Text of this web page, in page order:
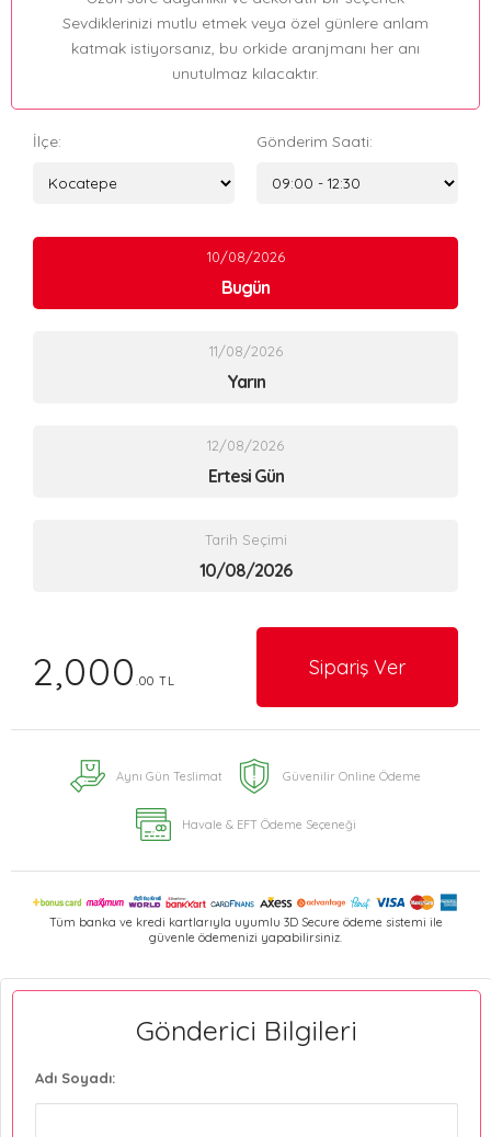
Sevdiklerinizi mutlu etmek veya özel günlere anlam
katmak istiyorsanız, bu orkide aranjmanı her anı
unutulmaz kılacaktır.
İlçe: Gönderim Saati:
10/08/2026
Bugün
11/08/2026
Yarın
12/08/2026
Ertesi Gün
Tarih Seçimi
2,000 .00 TL
Sipariş Ver
Aynı Gün Teslimat Güvenilir Online Ödeme
Havale & EFT Ödeme Seçeneği
Tüm banka ve kredi kartlarıyla uyumlu 3D Secure ödeme sistemi ile
güvenle ödemenizi yapabilirsiniz.
Gönderici Bilgileri
Adı Soyadı: